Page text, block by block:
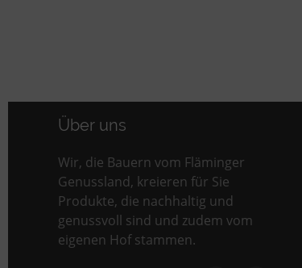
Über uns
Wir, die Bauern vom Fläminger
Genussland, kreieren für Sie
Produkte, die nachhaltig und
genussvoll sind und zudem vom
eigenen Hof stammen.